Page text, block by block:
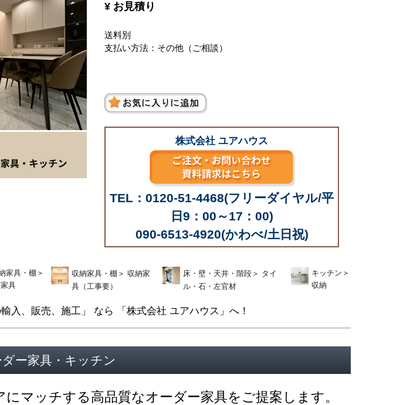
¥ お見積り
送料別
支払い方法：その他（ご相談）
株式会社 ユアハウス
TEL：0120-51-4468(フリーダイヤル/平
日9：00～17：00)
090-6513-4920(かわべ/土日祝)
家具・棚 ＞
具
収納家具・棚 ＞ 収納家
具（工事要）
床・壁・天井・階段 ＞ タイ
ル・石・左官材
キッチン ＞
収納
入、販売、施工」 なら 「株式会社 ユアハウス」へ！
ー家具・キッチン
マッチする高品質なオーダー家具をご提案します。